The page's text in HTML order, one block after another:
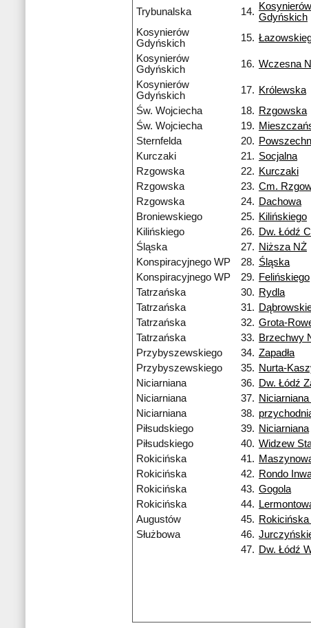
Trybunalska
14. Kosynierów
Gdyńskich
Kosynierów
Gdyńskich
15.
Kosynierów
Gdyńskich
16. Wczesna
Kosynierów
Gdyńskich
17. Królewska
Św. Wojciecha 18. Rzgowska
Św. Wojciecha
19.
Sternfelda
20.
Kurczaki
21. Socjalna
Rzgowska
22. Kurczaki
Rzgowska
23. Cm.
Rzgowska
24. Dachowa
Broniewskiego
25. Kilińskiego
Kilińskiego
26. Dw. Łódź
Śląska
27. Niższa NŻ
Konspiracyjnego WP
28. Śląska
Konspiracyjnego WP
29. Felińskiego
Tatrzańska
30. Rydla
Tatrzańska
31.
Tatrzańska
32. Grota-
Tatrzańska
33. Brzechwy
Przybyszewskiego
34. Zapadła
Przybyszewskiego
35. Nurta-
Niciarniana
36. Dw. Łódź
Niciarniana
37.
Niciarniana
38.
Piłsudskiego
39. Niciarniana
Piłsudskiego
40. Widzew
Rokicińska
41.
Rokicińska
42. Rondo
Rokicińska
43. Gogola
Rokicińska
44.
Augustów
45.
Służbowa
46.
47. Dw. Łódź